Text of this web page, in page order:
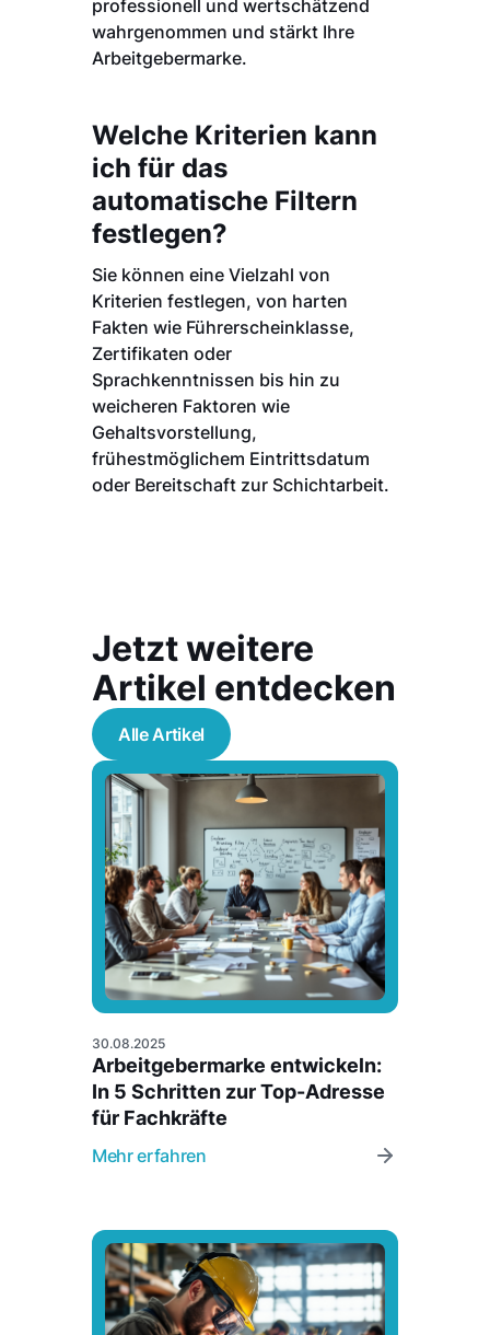
professionell und wertschätzend
wahrgenommen und stärkt Ihre
Arbeitgebermarke.
Welche Kriterien kann
ich für das
automatische Filtern
festlegen?
Sie können eine Vielzahl von
Kriterien festlegen, von harten
Fakten wie Führerscheinklasse,
Zertifikaten oder
Sprachkenntnissen bis hin zu
weicheren Faktoren wie
Gehaltsvorstellung,
frühestmöglichem Eintrittsdatum
oder Bereitschaft zur Schichtarbeit.
Jetzt weitere
Artikel entdecken
Alle Artikel
30.08.2025
Arbeitgebermarke entwickeln:
In 5 Schritten zur Top-Adresse
für Fachkräfte
Mehr erfahren